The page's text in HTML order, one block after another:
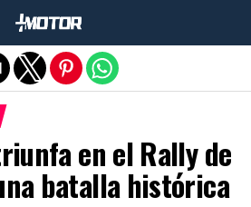
en el Rally de
batalla histórica
de la versión móvil